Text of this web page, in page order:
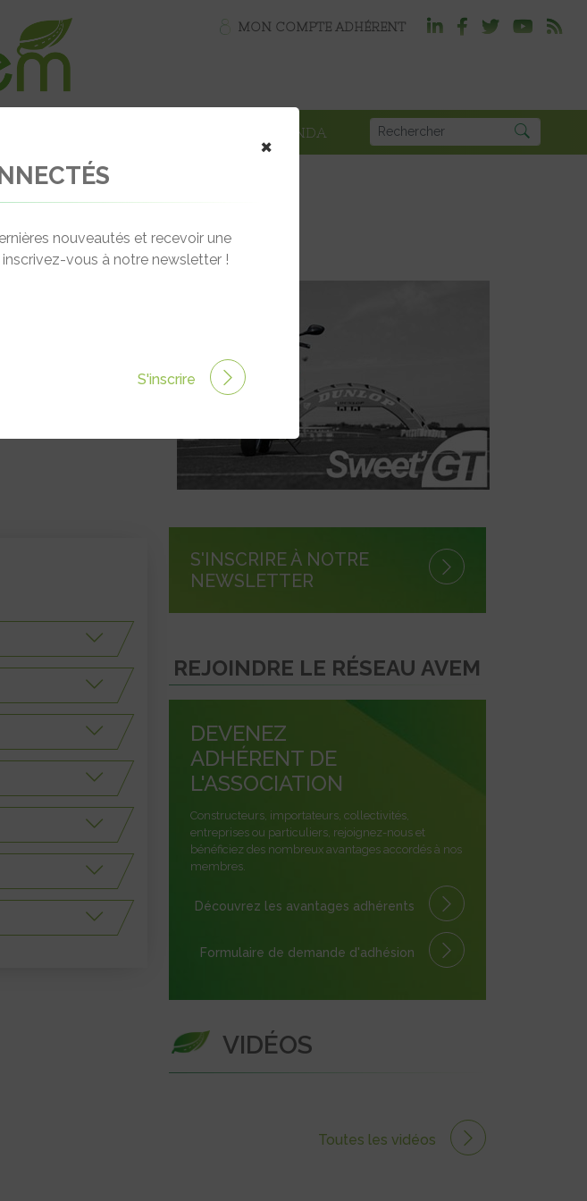
MON COMPTE ADHÉRENT
AGENDA
S'INSCRIRE À NOTRE
NEWSLETTER
REJOINDRE LE RÉSEAU AVEM
DEVENEZ
ADHÉRENT DE
L'ASSOCIATION
Constructeurs, importateurs, collectivités,
entreprises ou particuliers, rejoignez-nous et
bénéficiez des nombreux avantages accordés à nos
membres.
Découvrez les avantages adhérents
Formulaire de demande d'adhésion
VIDÉOS
Toutes les vidéos
×
nouveautés et recevoir une
vous à notre newsletter !
S'inscrire